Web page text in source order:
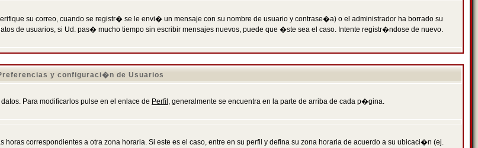
su correo, cuando se registr� se le envi� un mensaje con su nombre de usuario y contrase�a) o el administrador ha borrado su
de usuarios, si Ud. pas� mucho tiempo sin escribir mensajes nuevos, puede que �ste sea el caso. Intente registr�ndose de nuevo.
y configuraci�n de Usuarios
Para modificarlos pulse en el enlace de Perfil , generalmente se encuentra en la parte de arriba de cada p�gina.
correspondientes a otra zona horaria. Si este es el caso, entre en su perfil y defina su zona horaria de acuerdo a su ubicaci�n (ej.